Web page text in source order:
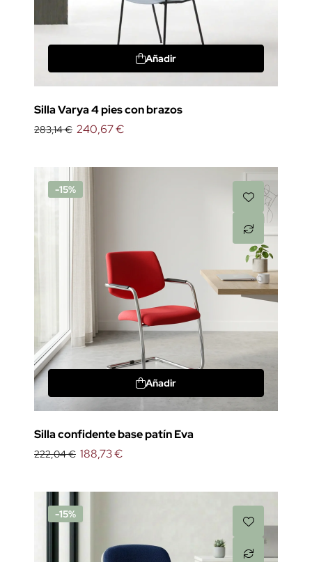
Añadir
Silla Varya 4 pies con brazos
283,14 € 240,67 €
-15%
Añadir
Silla confidente base patín Eva
222,04 € 188,73 €
-15%